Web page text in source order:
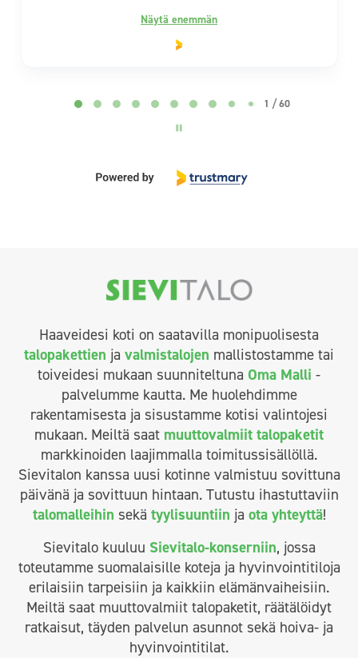
Näytä enemmän
2 / 60
Haaveidesi koti on saatavilla monipuolisesta
talopakettien ja valmistalojen mallistostamme tai
toiveidesi mukaan suunniteltuna Oma Malli -
palvelumme kautta. Me huolehdimme
rakentamisesta ja sisustamme kotisi valintojesi
mukaan. Meiltä saat muuttovalmiit talopaketit
markkinoiden laajimmalla toimitussisällöllä.
Sievitalon kanssa uusi kotinne valmistuu sovittuna
päivänä ja sovittuun hintaan. Tutustu ihastuttaviin
talomalleihin sekä tyylisuuntiin ja ota yhteyttä!
Sievitalo kuuluu Sievitalo-konserniin, jossa
toteutamme suomalaisille koteja ja hyvinvointitiloja
erilaisiin tarpeisiin ja kaikkiin elämänvaiheisiin.
Meiltä saat muuttovalmiit talopaketit, räätälöidyt
ratkaisut, täyden palvelun asunnot sekä hoiva- ja
hyvinvointitilat.